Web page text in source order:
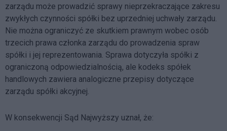
zarządu może prowadzić sprawy nieprzekraczające zakresu
zwykłych czynności spółki bez uprzedniej uchwały zarządu.
Nie można ograniczyć ze skutkiem prawnym wobec osób
trzecich prawa członka zarządu do prowadzenia spraw
spółki i jej reprezentowania. Sprawa dotyczyła spółki z
ograniczoną odpowiedzialnością, ale kodeks spółek
handlowych zawiera analogiczne przepisy dotyczące
zarządu spółki akcyjnej.
W konsekwencji Sąd Najwyższy uznał, że: